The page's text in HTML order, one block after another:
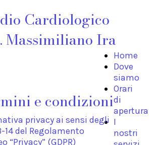
Cardiologico
Massimiliano Ira
e condizioni
Home
Dove
siamo
Orari
di
apertura
I
nostri
privacy ai sensi degli
14 del Regolamento
“Privacy” (GDPR)